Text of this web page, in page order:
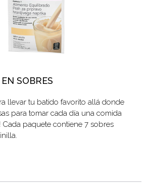
SOBRES
llevar tu batido favorito allá donde
para tomar cada día una comida
paquete contiene 7 sobres